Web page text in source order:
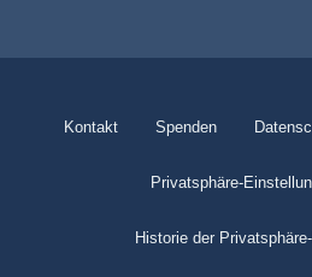
Kontakt Spenden
Privatsphäre-
Historie der